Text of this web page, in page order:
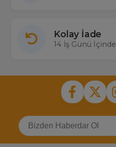
Kolay İade
14 İş Günü İçinde